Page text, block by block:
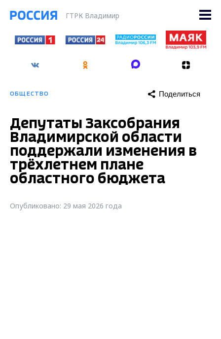
ГТРК Владимир
ОБЩЕСТВО Поделиться
Депутаты Заксобрания
Владимирской области
поддержали изменения в
трёхлетнем плане
областного бюджета
Опубликовано: 29 мая 2026 года